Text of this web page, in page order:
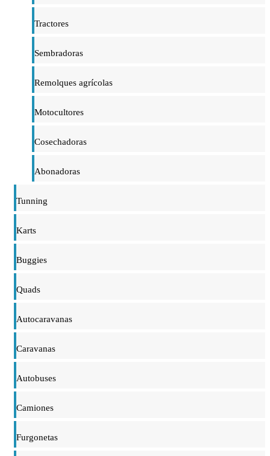
Tractores
Sembradoras
Remolques agrícolas
Motocultores
Cosechadoras
Abonadoras
Tunning
Karts
Buggies
Quads
Autocaravanas
Caravanas
Autobuses
Camiones
Furgonetas